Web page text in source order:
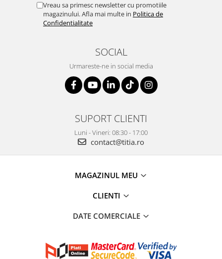
Vreau sa primesc newsletter cu promotiile
magazinului. Afla mai multe in Politica de
Confidentialitate
SOCIAL
Urmareste-ne in social media
SUPORT CLIENTI
Luni - Vineri: 08:30 - 17:00
contact@titia.ro
MAGAZINUL MEU
CLIENTI
DATE COMERCIALE